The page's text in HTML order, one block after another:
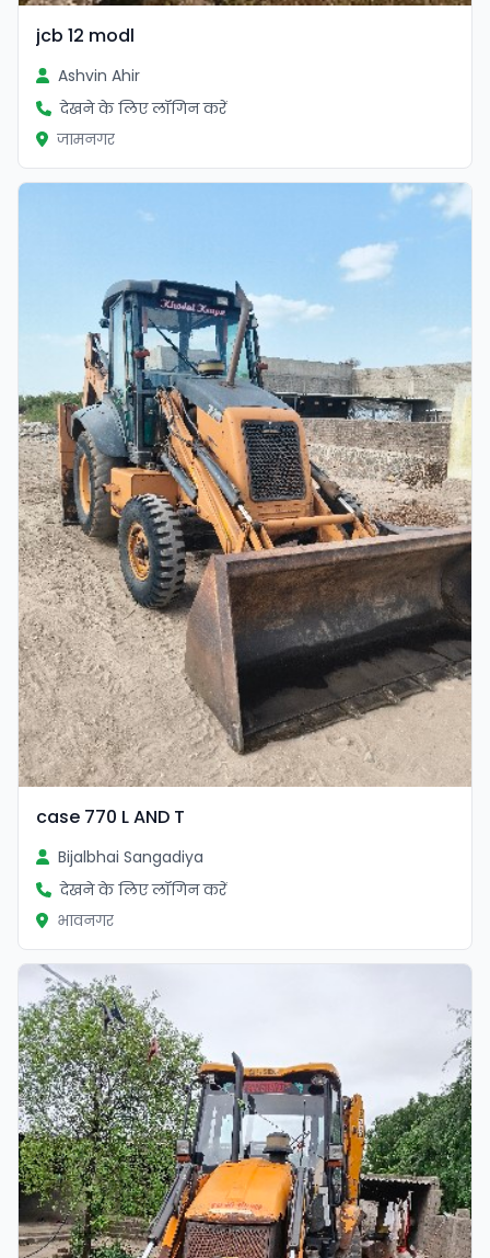
jcb 12 modl
Ashvin Ahir
देखने के लिए लॉगिन करें
जामनगर
case 770 L AND T
Bijalbhai Sangadiya
देखने के लिए लॉगिन करें
भावनगर